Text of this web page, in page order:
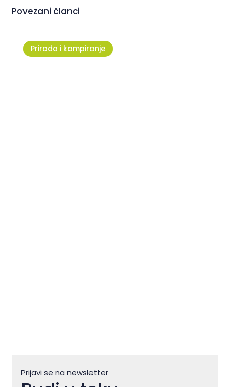
Povezani članci
Priroda i kampiranje
Prijavi se na newsletter